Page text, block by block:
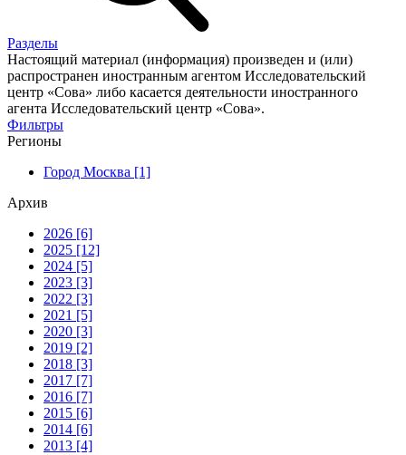
Разделы
Настоящий материал (информация) произведен и (или)
распространен иностранным агентом Исследовательский
центр «Сова» либо касается деятельности иностранного
агента Исследовательский центр «Сова».
Фильтры
Регионы
Город Москва [1]
Архив
2026 [6]
2025 [12]
2024 [5]
2023 [3]
2022 [3]
2021 [5]
2020 [3]
2019 [2]
2018 [3]
2017 [7]
2016 [7]
2015 [6]
2014 [6]
2013 [4]